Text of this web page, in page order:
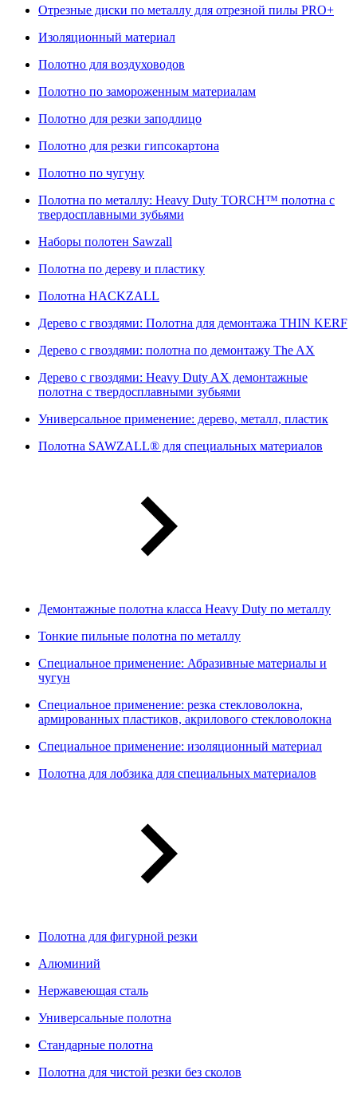
Отрезные диски по металлу для отрезной пилы PRO+
Изоляционный материал
Полотно для воздуховодов
Полотно по замороженным материалам
Полотно для резки заподлицо
Полотно для резки гипсокартона
Полотно по чугуну
Полотна по металлу: Heavy Duty TORCH™ полотна с
твердосплавными зубьями
Наборы полотен Sawzall
Полотна по дереву и пластику
Полотна HACKZALL
Дерево с гвоздями: Полотна для демонтажа THIN KERF
Дерево с гвоздями: полотна по демонтажу The AX
Дерево с гвоздями: Heavy Duty AX демонтажные
полотна с твердосплавными зубьями
Универсальное применение: дерево, металл, пластик
Полотна SAWZALL® для специальных материалов
Демонтажные полотна класса Heavy Duty по металлу
Тонкие пильные полотна по металлу
Специальное применение: Абразивные материалы и
чугун
Специальное применение: резка стекловолокна,
армированных пластиков, акрилового стекловолокна
Специальное применение: изоляционный материал
Полотна для лобзика для специальных материалов
Полотна для фигурной резки
Алюминий
Нержавеющая сталь
Универсальные полотна
Стандарные полотна
Полотна для чистой резки без сколов